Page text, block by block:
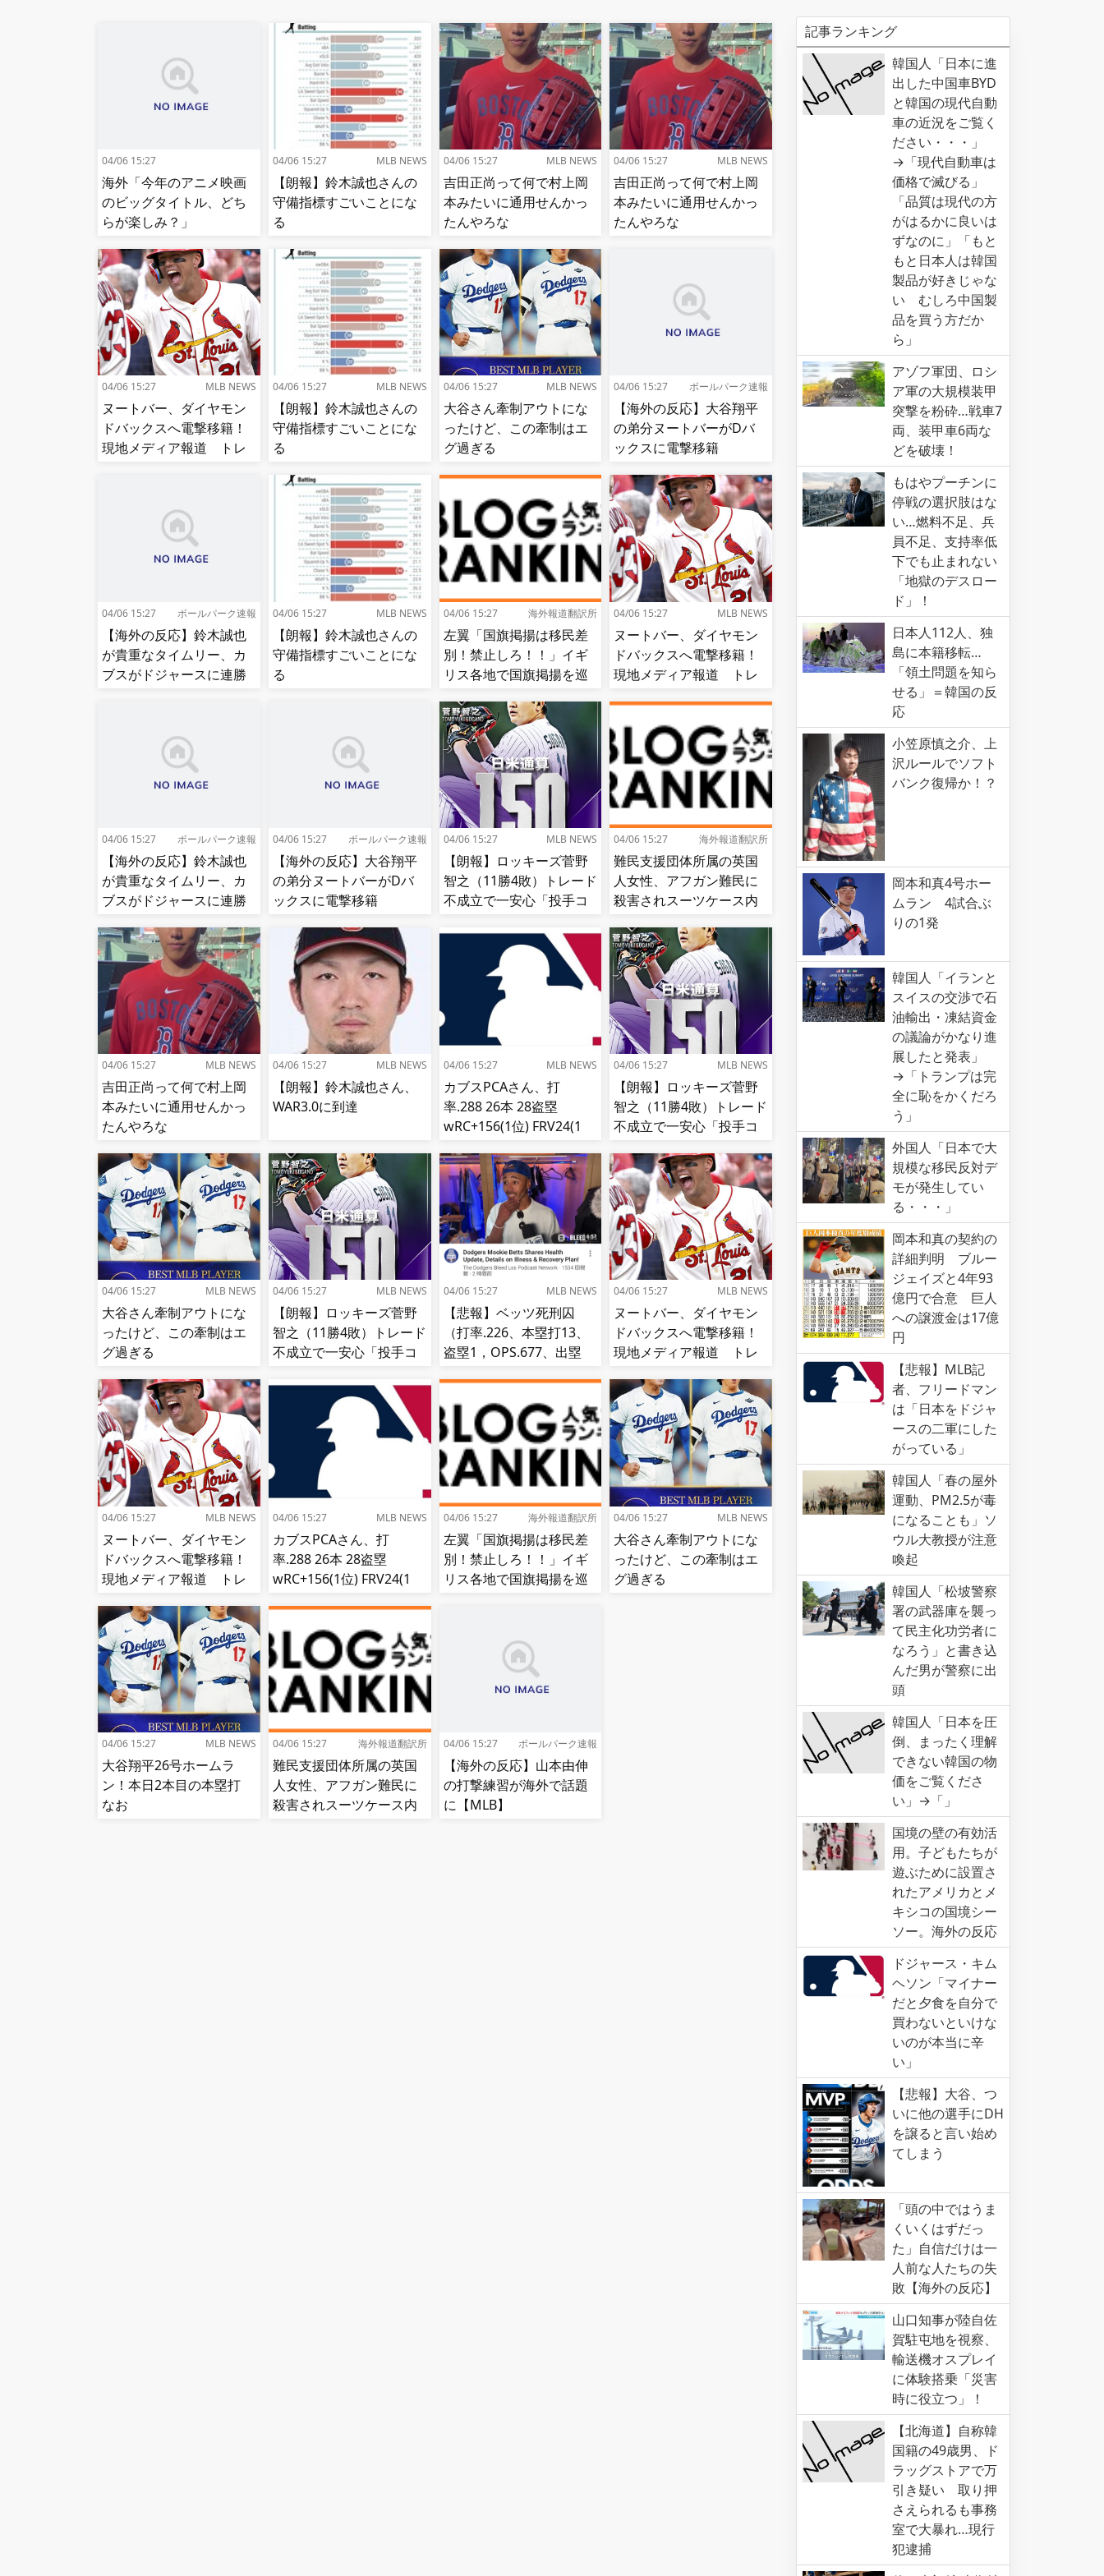
04/06 15:27
海外「今年のアニメ映画
のビッグタイトル、どち
らが楽しみ？」
04/06 15:27 MLB NEWS
【朗報】鈴木誠也さんの
守備指標すごいことにな
る
04/06 15:27 MLB NEWS
吉田正尚って何で村上岡
本みたいに通用せんかっ
たんやろな
04/06 15:27 MLB NEWS
吉田正尚って何で村上岡
本みたいに通用せんかっ
たんやろな
04/06 15:27 MLB NEWS
ヌートバー、ダイヤモン
ドバックスへ電撃移籍！
現地メディア報道 トレ
04/06 15:27 MLB NEWS
【朗報】鈴木誠也さんの
守備指標すごいことにな
る
04/06 15:27 MLB NEWS
大谷さん牽制アウトにな
ったけど、この牽制はエ
グ過ぎる
04/06 15:27 ボールパーク速報
【海外の反応】大谷翔平
の弟分ヌートバーがDバ
ックスに電撃移籍
04/06 15:27 ボールパーク速報
【海外の反応】鈴木誠也
が貴重なタイムリー、カ
ブスがドジャースに連勝
04/06 15:27 MLB NEWS
【朗報】鈴木誠也さんの
守備指標すごいことにな
る
04/06 15:27 海外報道翻訳所
左翼「国旗掲揚は移民差
別！禁止しろ！！」イギ
リス各地で国旗掲揚を巡
る[海外の反応]
04/06 15:27 MLB NEWS
ヌートバー、ダイヤモン
ドバックスへ電撃移籍！
現地メディア報道 トレ
04/06 15:27 ボールパーク速報
【海外の反応】鈴木誠也
が貴重なタイムリー、カ
ブスがドジャースに連勝
04/06 15:27 ボールパーク速報
【海外の反応】大谷翔平
の弟分ヌートバーがDバ
ックスに電撃移籍
04/06 15:27 MLB NEWS
【朗報】ロッキーズ菅野
智之（11勝4敗）トレード
不成立で一安心「投手コ
き」
04/06 15:27 海外報道翻訳所
難民支援団体所属の英国
人女性、アフガン難民に
殺害されスーツケース内
[海外の反応]
04/06 15:27 MLB NEWS
吉田正尚って何で村上岡
本みたいに通用せんかっ
たんやろな
04/06 15:27 MLB NEWS
【朗報】鈴木誠也さん、
WAR3.0に到達
04/06 15:27 MLB NEWS
カブスPCAさん、打
率.288 26本 28盗塁
wRC+156(1位) FRV24(1
04/06 15:27 MLB NEWS
【朗報】ロッキーズ菅野
智之（11勝4敗）トレード
不成立で一安心「投手コ
き」
04/06 15:27 MLB NEWS
大谷さん牽制アウトにな
ったけど、この牽制はエ
グ過ぎる
04/06 15:27 MLB NEWS
【朗報】ロッキーズ菅野
智之（11勝4敗）トレード
不成立で一安心「投手コ
き」
04/06 15:27 MLB NEWS
【悲報】ベッツ死刑囚
（打率.226、本塁打13、
盗塁1，OPS.677、出塁
04/06 15:27 MLB NEWS
ヌートバー、ダイヤモン
ドバックスへ電撃移籍！
現地メディア報道 トレ
04/06 15:27 MLB NEWS
ヌートバー、ダイヤモン
ドバックスへ電撃移籍！
現地メディア報道 トレ
04/06 15:27 MLB NEWS
カブスPCAさん、打
率.288 26本 28盗塁
wRC+156(1位) FRV24(1
04/06 15:27 海外報道翻訳所
左翼「国旗掲揚は移民差
別！禁止しろ！！」イギ
リス各地で国旗掲揚を巡
04/06 15:27 MLB NEWS
大谷さん牽制アウトにな
ったけど、この牽制はエ
グ過ぎる
04/06 15:27 MLB NEWS
大谷翔平26号ホームラ
ン！本日2本目の本塁打
なお
04/06 15:27 海外報道翻訳所
難民支援団体所属の英国
人女性、アフガン難民に
殺害されスーツケース内
04/06 15:27 ボールパーク速報
【海外の反応】山本由伸
の打撃練習が海外で話題
に【MLB】
記事ランキング
韓国人「日本に進
出した中国車BYD
と韓国の現代自動
車の近況をご覧く
ださい・・・」
→「現代自動車は
価格で滅びる」
「品質は現代の方
がはるかに良いは
ずなのに」「もと
もと日本人は韓国
製品が好きじゃな
い むしろ中国製
品を買う方だか
ら」
アゾフ軍団、ロシ
ア軍の大規模装甲
突撃を粉砕…戦車7
両、装甲車6両な
どを破壊！
もはやプーチンに
停戦の選択肢はな
い…燃料不足、兵
員不足、支持率低
下でも止まれない
「地獄のデスロー
ド」！
日本人112人、独
島に本籍移転…
「領土問題を知ら
せる」＝韓国の反
応
小笠原慎之介、上
沢ルールでソフト
バンク復帰か！？
岡本和真4号ホー
ムラン 4試合ぶ
りの1発
韓国人「イランと
スイスの交渉で石
油輸出・凍結資金
の議論がかなり進
展したと発表」
→「トランプは完
全に恥をかくだろ
う」
外国人「日本で大
規模な移民反対デ
モが発生してい
る・・・」
岡本和真の契約の
詳細判明 ブルー
ジェイズと4年93
億円で合意 巨人
への譲渡金は17億
円
【悲報】MLB記
者、フリードマン
は「日本をドジャ
ースの二軍にした
がっている」
韓国人「春の屋外
運動、PM2.5が毒
になることも」ソ
ウル大教授が注意
喚起
韓国人「松坡警察
署の武器庫を襲っ
て民主化功労者に
なろう」と書き込
んだ男が警察に出
頭
韓国人「日本を圧
倒、まったく理解
できない韓国の物
価をご覧くださ
い」→「」
国境の壁の有効活
用。子どもたちが
遊ぶために設置さ
れたアメリカとメ
キシコの国境シー
ソー。海外の反応
ドジャース・キム
ヘソン「マイナー
だと夕食を自分で
買わないといけな
いのが本当に辛
い」
【悲報】大谷、つ
いに他の選手にDH
を譲ると言い始め
てしまう
「頭の中ではうま
くいくはずだっ
た」自信だけは一
人前な人たちの失
敗【海外の反応】
山口知事が陸自佐
賀駐屯地を視察、
輸送機オスプレイ
に体験搭乗「災害
時に役立つ」！
【北海道】自称韓
国籍の49歳男、ド
ラッグストアで万
引き疑い 取り押
さえられるも事務
室で大暴れ…現行
犯逮捕